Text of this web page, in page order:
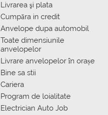
Livrarea şi plata
Сumpăra in credit
Anvelope dupa automobil
Toate dimensiunile
anvelopelor
Livrare anvelopelor în orașe
Bine sa stii
Cariera
Program de loialitate
Electrician Auto Job